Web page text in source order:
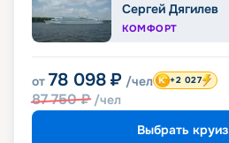
Сергей Дягилев
КОМФОРТ
от 78 098 ₽ /чел
87 750₽ /чел
+2 027
Выбрать круиз